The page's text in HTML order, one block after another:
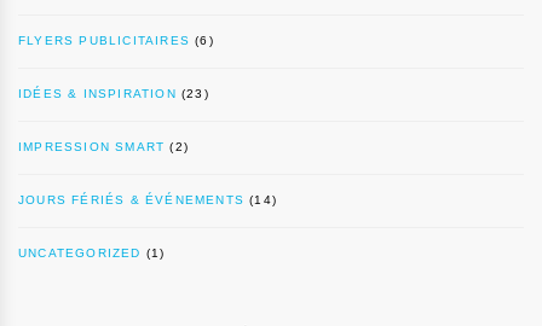
FLYERS PUBLICITAIRES (6)
IDÉES & INSPIRATION (23)
IMPRESSION SMART (2)
JOURS FÉRIÉS & ÉVÉNEMENTS (14)
UNCATEGORIZED (1)